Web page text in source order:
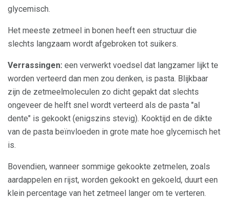
glycemisch.
Het meeste zetmeel in bonen heeft een structuur die
slechts langzaam wordt afgebroken tot suikers.
Verrassingen: een verwerkt voedsel dat langzamer lijkt te
worden verteerd dan men zou denken, is pasta. Blijkbaar
zijn de zetmeelmoleculen zo dicht gepakt dat slechts
ongeveer de helft snel wordt verteerd als de pasta "al
dente" is gekookt (enigszins stevig). Kooktijd en de dikte
van de pasta beïnvloeden in grote mate hoe glycemisch het
is.
Bovendien, wanneer sommige gekookte zetmelen, zoals
aardappelen en rijst, worden gekookt en gekoeld, duurt een
klein percentage van het zetmeel langer om te verteren.